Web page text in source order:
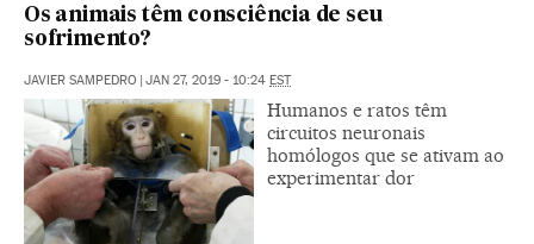
Os animais têm consciência de seu
sofrimento?
JAVIER SAMPEDRO | JAN 27, 2019 - 10:24 EST
Humanos e ratos têm
circuitos neuronais
homólogos que se ativam ao
experimentar dor